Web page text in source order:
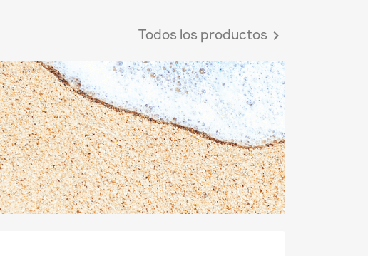
Todos los productos 